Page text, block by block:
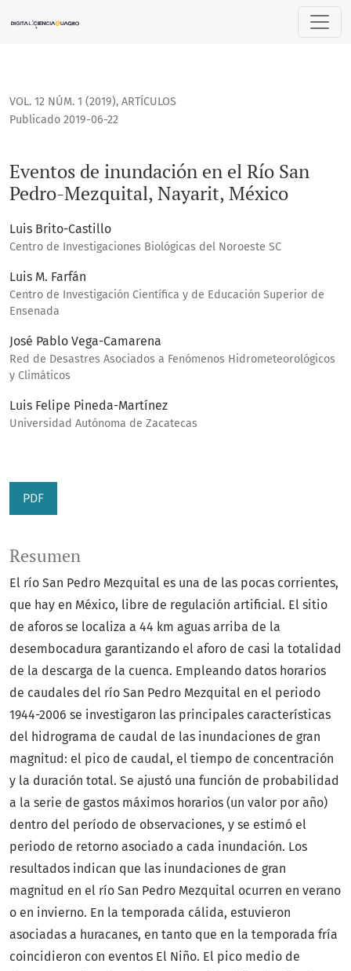
Eventos de inundación en el Río San Pedro-Mezquital,
VOL. 12 NÚM. 1 (2019), ARTÍCULOS
Eventos de inundación en el Río San
Pedro-Mezquital, Nayarit, México
Publicado 2019-06-22
Luis Brito-Castillo
Centro de Investigaciones Biológicas del Noroeste SC
Luis M. Farfán
Centro de Investigación Científica y de Educación Superior de
Ensenada
José Pablo Vega-Camarena
Red de Desastres Asociados a Fenómenos Hidrometeorológicos
y Climáticos
Luis Felipe Pineda-Martínez
Universidad Autónoma de Zacatecas
PDF
Resumen
El río San Pedro Mezquital es una de las pocas corrientes,
que hay en México, libre de regulación artificial. El sitio
de aforos se localiza a 44 km aguas arriba de la
desembocadura garantizando el aforo de casi la totalidad
de la descarga de la cuenca. Empleando datos horarios
de caudales del río San Pedro Mezquital en el periodo
1944-2006 se investigaron las principales características
del hidrograma de caudal de las inundaciones de gran
magnitud: el pico de caudal, el tiempo de concentración
y la duración total. Se ajustó una función de probabilidad
a la serie de gastos máximos horarios (un valor por año)
dentro del período de observaciones, y se estimó el
periodo de retorno asociado a cada inundación. Los
resultados indican que las inundaciones de gran
magnitud en el río San Pedro Mezquital ocurren en verano
o en invierno. En la temporada cálida, estuvieron
asociadas a huracanes, en tanto que en la temporada fría
coincidieron con eventos El Niño. El pico medio de